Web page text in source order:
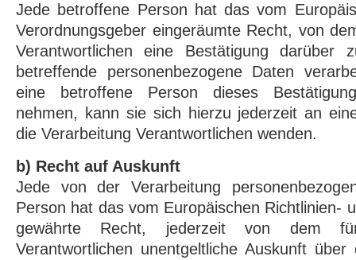
Jede betroffene Person hat das vom
Verordnungsgeber eingeräumte Recht, von
Verantwortlichen eine Bestätigung darüber
betreffende personenbezogene Daten
eine betroffene Person dieses
nehmen, kann sie sich hierzu jederzeit an
die Verarbeitung Verantwortlichen wenden.
b) Recht auf Auskunft
Jede von der Verarbeitung
Person hat das vom Europäischen Richtlinien-
gewährte Recht, jederzeit von dem
Verantwortlichen unentgeltliche Auskunft